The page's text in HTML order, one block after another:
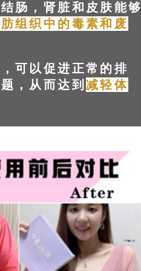
肠，肾脏和皮肤能够
组织中的毒素和废
可以促进正常的排
，从而达到减轻体